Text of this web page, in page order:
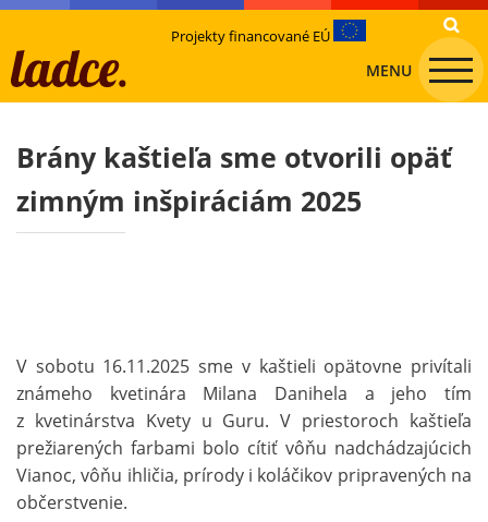
Projekty financované EÚ
MENU
Brány kaštieľa sme otvorili opäť
zimným inšpiráciám 2025
V sobotu 16.11.2025 sme v kaštieli opätovne privítali
známeho kvetinára Milana Danihela a jeho tím
z kvetinárstva Kvety u Guru. V priestoroch kaštieľa
prežiarených farbami bolo cítiť vôňu nadchádzajúcich
Vianoc, vôňu ihličia, prírody i koláčikov pripravených na
občerstvenie.